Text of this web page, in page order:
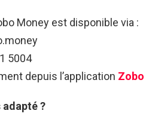
Money est disponible via :
5004
depuis l’application
?